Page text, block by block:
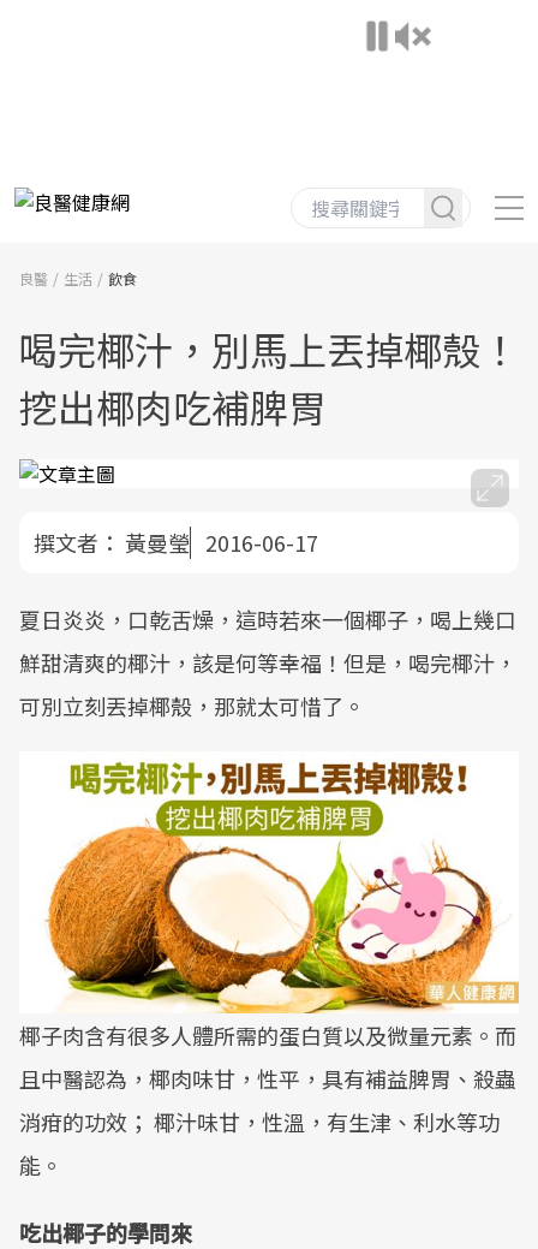
良醫 生活 飲食
喝完椰汁，別馬上丟掉椰殼！
挖出椰肉吃補脾胃
撰文者： 黃曼瑩 2016-06-17
夏日炎炎，口乾舌燥，這時若來一個椰子，喝上幾口
鮮甜清爽的椰汁，該是何等幸福！但是，喝完椰汁，
可別立刻丟掉椰殼，那就太可惜了。
椰子肉含有很多人體所需的蛋白質以及微量元素。而
且中醫認為，椰肉味甘，性平，具有補益脾胃、殺蟲
消疳的功效； 椰汁味甘，性溫，有生津、利水等功
能。
吃出椰子的學問來